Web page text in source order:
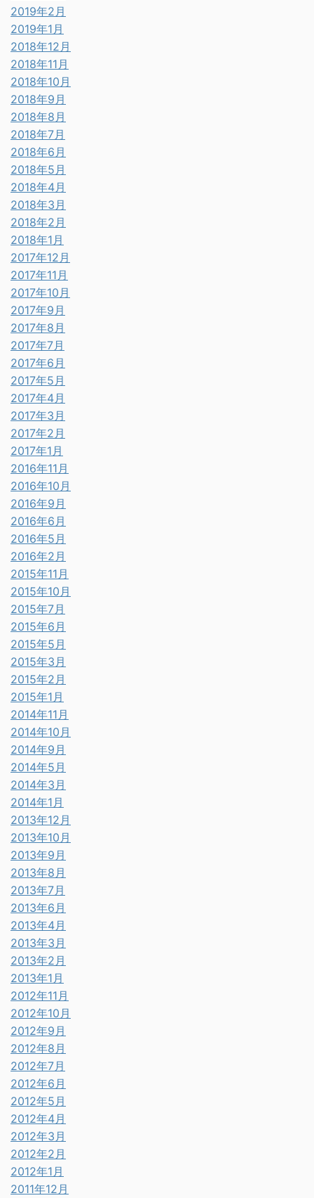
2019年2月
2019年1月
2018年12月
2018年11月
2018年10月
2018年9月
2018年8月
2018年7月
2018年6月
2018年5月
2018年4月
2018年3月
2018年2月
2018年1月
2017年12月
2017年11月
2017年10月
2017年9月
2017年8月
2017年7月
2017年6月
2017年5月
2017年4月
2017年3月
2017年2月
2017年1月
2016年11月
2016年10月
2016年9月
2016年6月
2016年5月
2016年2月
2015年11月
2015年10月
2015年7月
2015年6月
2015年5月
2015年3月
2015年2月
2015年1月
2014年11月
2014年10月
2014年9月
2014年5月
2014年3月
2014年1月
2013年12月
2013年10月
2013年9月
2013年8月
2013年7月
2013年6月
2013年4月
2013年3月
2013年2月
2013年1月
2012年11月
2012年10月
2012年9月
2012年8月
2012年7月
2012年6月
2012年5月
2012年4月
2012年3月
2012年2月
2012年1月
2011年12月